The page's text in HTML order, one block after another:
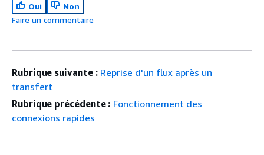
Oui
Non
Faire un commentaire
Rubrique suivante : Reprise d'un flux après un
transfert
Rubrique précédente : Fonctionnement des
connexions rapides